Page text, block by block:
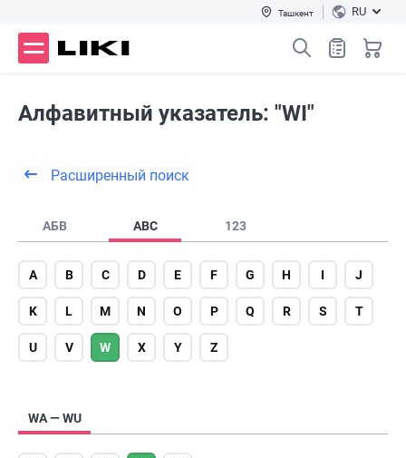
Ташкент RU
Алфавитный указатель: "WI"
Расширенный поиск
АБВ ABC 123
A B C D E F G H I J
K L M N O P Q R S T
U V W X Y Z
WA — WU